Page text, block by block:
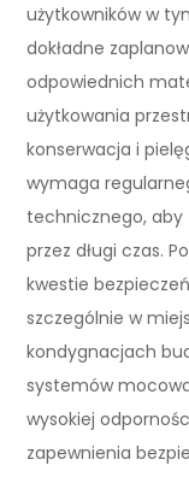
użytkowników w
dokładne
odpowiednich
użytkowania
konserwacja i
wymaga
technicznego,
przez długi czas.
kwestie
szczególnie w
kondygnacjach
systemów
wysokiej
zapewnienia